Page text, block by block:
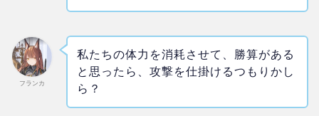
フランカ
私たちの体力を消耗させて、勝算がある
と思ったら、攻撃を仕掛けるつもりかし
ら？